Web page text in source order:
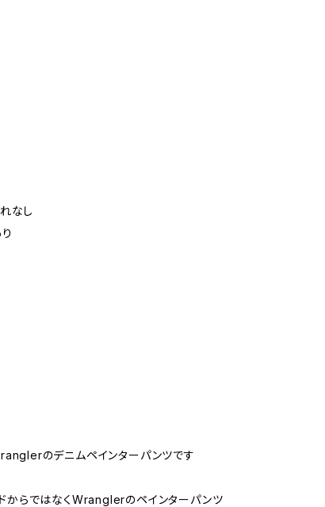
なし
のデニムペインターパンツです
からではなくWranglerのペインターパンツ